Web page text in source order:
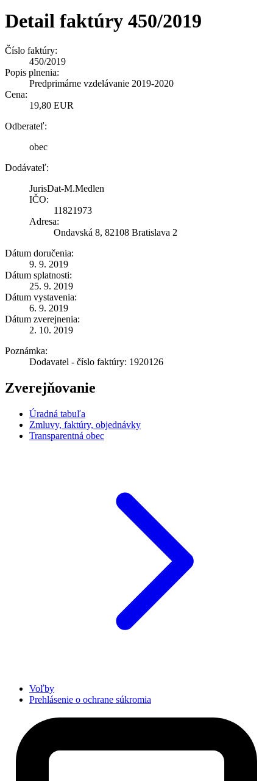
Detail faktúry 450/2019
Číslo faktúry:
450/2019
Popis plnenia:
Predprimárne vzdelávanie 2019-2020
Cena:
19,80 EUR
Odberateľ:
obec
Dodávateľ:
JurisDat-M.Medlen
IČO:
11821973
Adresa:
Ondavská 8, 82108 Bratislava 2
Dátum doručenia:
9. 9. 2019
Dátum splatnosti:
25. 9. 2019
Dátum vystavenia:
6. 9. 2019
Dátum zverejnenia:
2. 10. 2019
Poznámka:
Dodavatel - číslo faktúry: 1920126
Zverejňovanie
Úradná tabuľa
Zmluvy, faktúry, objednávky
Transparentná obec
Voľby
Prehlásenie o ochrane súkromia